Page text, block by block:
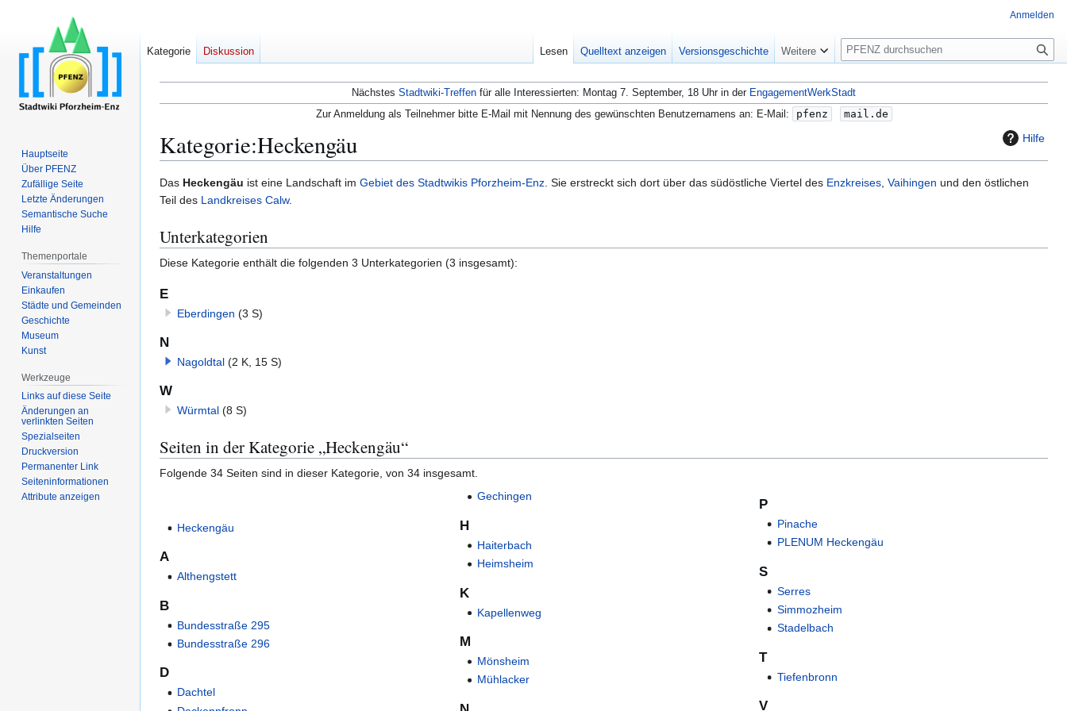
Nächstes Stadtwiki-Treffen für alle Interessierten: Montag 7. September, 18 Uhr in der EngagementWerkStadt
Zur Anmeldung als Teilnehmer bitte E-Mail mit Nennung des gewünschten Benutzernamens an: E-Mail:
pfenz mail.de
Hilfe
Kategorie:Heckengäu
Zur
Navigation
Zur
Suche
Das Heckengäu ist eine Landschaft im Gebiet des Stadtwikis Pforzheim-Enz . Sie erstreckt sich dort über das südöstliche Viertel des Enzkreises Vaihingen und den östlichen
Teil des Landkreises Calw.
Unterkategorien
Diese Kategorie enthält die folgenden 3 Unterkategorien (3 insgesamt):
E
Eberdingen (3 S)
N
Nagoldtal (2 K, 15 S)
W
Würmtal (8 S)
Seiten in der Kategorie „Heckengäu“
Folgende 34 Seiten sind in dieser Kategorie, von 34 insgesamt.
Heckengäu
A
Althengstett
B
Bundesstraße 295
Bundesstraße 296
D
Dachtel
Gechingen
H
Haiterbach
Heimsheim
K
Kapellenweg
M
Mönsheim
Mühlacker
P
Pinache
PLENUM Heckengäu
S
Serres
Simmozheim
Stadelbach
T
Tiefenbronn
V
Anmelden
Kategorie Diskussion Lesen Quelltext anzeigen Versionsgeschichte Weitere
S
u
c
h
e
Hauptseite
Über PFENZ
Zufällige Seite
Letzte Änderungen
Semantische Suche
Hilfe
Themenportale
Veranstaltungen
Einkaufen
Städte und Gemeinden
Geschichte
Museum
Kunst
Werkzeuge
Links auf diese Seite
Änderungen an
verlinkten Seiten
Spezialseiten
Druckversion
Permanenter Link
Seiten­­informationen
Attribute anzeigen